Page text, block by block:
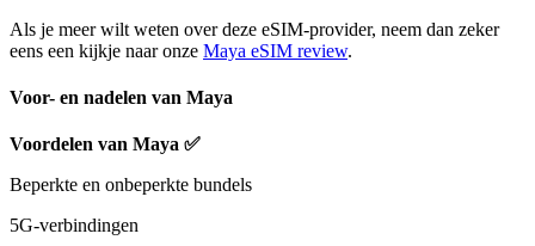
Als je meer wilt weten over deze eSIM-provider, neem dan zeker
eens een kijkje naar onze Maya eSIM review.
Voor- en nadelen van Maya
Voordelen van Maya ✅
Beperkte en onbeperkte bundels
5G-verbindingen